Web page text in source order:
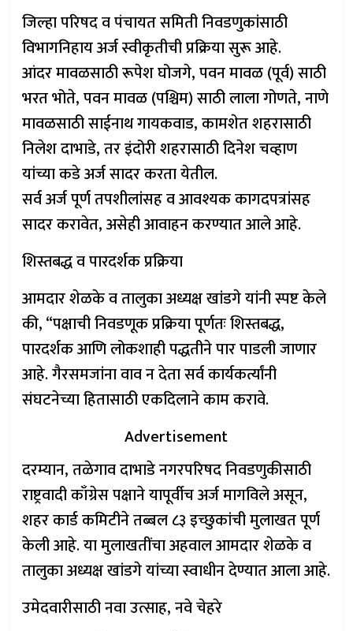
जिल्हा परिषद व पंचायत समिती निवडणुकांसाठी
विभागनिहाय अर्ज स्वीकृतीची प्रक्रिया सुरू आहे.
आंदर मावळसाठी रूपेश घोजगे, पवन मावळ (पूर्व) साठी
भरत भोते, पवन मावळ (पश्चिम) साठी लाला गोणते, नाणे
मावळसाठी साईनाथ गायकवाड, कामशेत शहरासाठी
निलेश दाभाडे, तर इंदोरी शहरासाठी दिनेश चव्हाण
यांच्या कडे अर्ज सादर करता येतील.
सर्व अर्ज पूर्ण तपशीलांसह व आवश्यक कागदपत्रांसह
सादर करावेत, असेही आवाहन करण्यात आले आहे.
शिस्तबद्ध व पारदर्शक प्रक्रिया
आमदार शेळके व तालुका अध्यक्ष खांडगे यांनी स्पष्ट केले
की, “पक्षाची निवडणूक प्रक्रिया पूर्णतः शिस्तबद्ध,
पारदर्शक आणि लोकशाही पद्धतीने पार पाडली जाणार
आहे. गैरसमजांना वाव न देता सर्व कार्यकर्त्यांनी
संघटनेच्या हितासाठी एकदिलाने काम करावे.
Advertisement
दरम्यान, तळेगाव दाभाडे नगरपरिषद निवडणुकीसाठी
राष्ट्रवादी काँग्रेस पक्षाने यापूर्वीच अर्ज मागविले असून,
शहर कार्ड कमिटीने तब्बल ८३ इच्छुकांची मुलाखत पूर्ण
केली आहे. या मुलाखतींचा अहवाल आमदार शेळके व
तालुका अध्यक्ष खांडगे यांच्या स्वाधीन देण्यात आला आहे.
उमेदवारीसाठी नवा उत्साह, नवे चेहरे